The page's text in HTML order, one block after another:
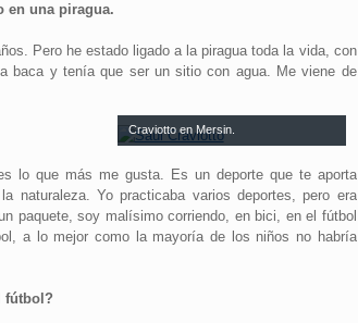
en una piragua.
Pero he estado ligado a la piragua toda la vida, con
baca y tenía que ser un sitio con agua. Me viene de
Craviotto en Mersin.
lo que más me gusta. Es un deporte que te aporta
naturaleza. Yo practicaba varios deportes, pero era
paquete, soy malísimo corriendo, en bici, en el fútbol
a lo mejor como la mayoría de los niños no habría
fútbol?